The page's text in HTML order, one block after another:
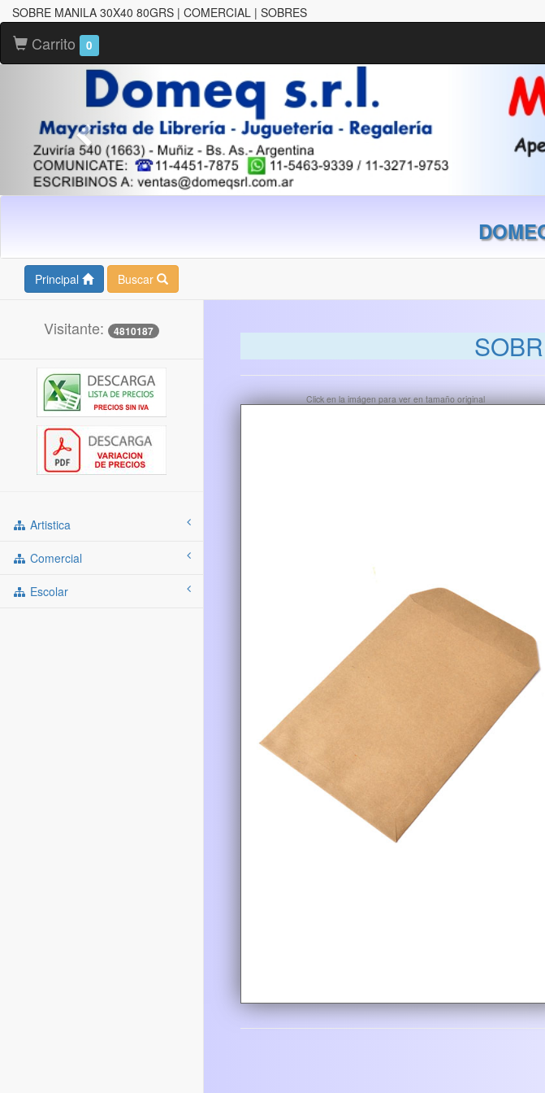
SOBRE MANILA 30X40 80GRS | COMERCIAL | SOBRES
Carrito 0
Principal Buscar
Visitante: 4810187
Artistica
Comercial
Escolar
Click en la imágen para ver en tamaño original